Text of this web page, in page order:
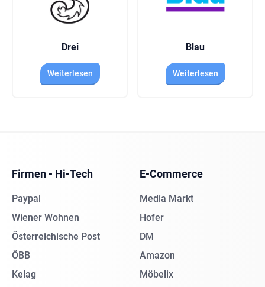
Drei
Weiterlesen
Blau
Weiterlesen
Firmen - Hi-Tech
Paypal
Wiener Wohnen
Österreichische Post
ÖBB
Kelag
E-Commerce
Media Markt
Hofer
DM
Amazon
Möbelix